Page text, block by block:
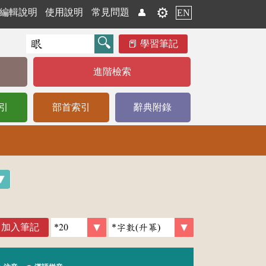
編輯說明 使用說明 常見問題 👤 ⚙️ EN
學習筆記
進階檢索
部首索引 辭典附錄
加入筆記